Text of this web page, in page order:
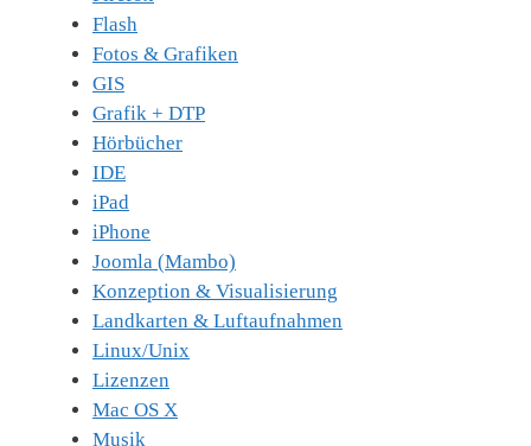
Flash
Fotos & Grafiken
GIS
Grafik + DTP
Hörbücher
IDE
iPad
iPhone
Joomla (Mambo)
Konzeption & Visualisierung
Landkarten & Luftaufnahmen
Linux/Unix
Lizenzen
Mac OS X
Musik